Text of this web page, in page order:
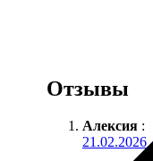
Отзывы
Алексия :
21.02.2026